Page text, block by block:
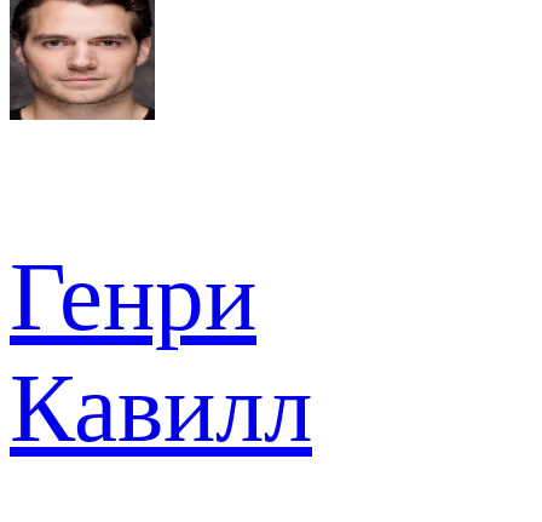
Генри
Кавилл